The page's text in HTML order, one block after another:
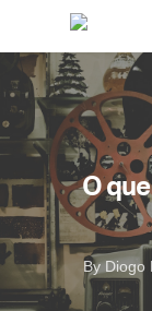
Hit
O
ByDiogo